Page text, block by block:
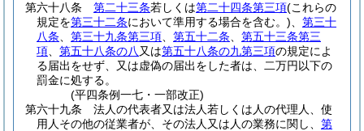
第六十八条
第二十三条若しくは第二十四条第三項(これらの
規定を第三十二条において準用する場合を含む。)
第三十
八条
第三十九条第三項 第五十二条
第五十三条第三
項
第五十八条の八 又は第五十八条の九第三項の規定によ
る届出をせず、又は虚偽の届出をした者は、二万円以下の
罰金に処する。
(平四条例一七・一部改正)
第六十九条
法人の代表者又は法人若しくは人の代理人、使
用人その他の従業者が、その法人又は人の業務に関し、 第